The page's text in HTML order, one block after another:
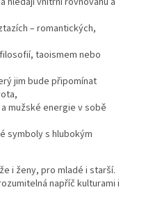
– romantických,
taoismem nebo
jim bude připomínat
mužské energie v sobě
symboly s hlubokým
i ženy, pro mladé i starší.
napříč kulturami i